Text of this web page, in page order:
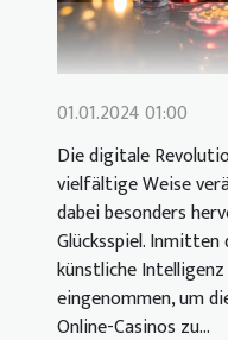
01.01.2024 01:00
Die digitale
vielfältige Weise
dabei besonders
Glücksspiel.
künstliche
eingenommen, um
Online-Casinos zu...